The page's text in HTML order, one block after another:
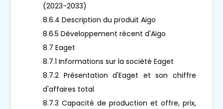
(2023-2033)
8.6.4 Description du produit Aigo
8.6.5 Développement récent d'Aigo
8.7 Eaget
8.7.1 Informations sur la société Eaget
8.7.2 Présentation d'Eaget et son chiffre
d'affaires total
8.7.3 Capacité de production et offre, prix,